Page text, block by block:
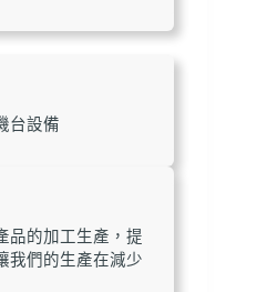
台設備
品的加工生產，提
我們的生產在減少